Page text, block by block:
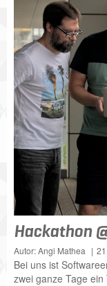
Hackathon
Autor: Angi Mathea
Bei uns ist
zwei ganze Tage ein